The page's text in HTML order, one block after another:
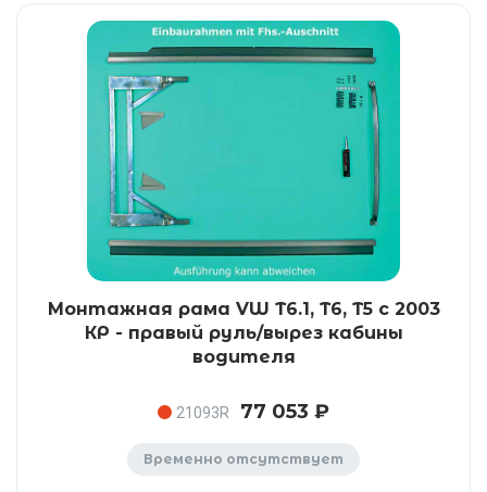
Монтажная рама VW T6.1, T6, T5 с 2003
КР - правый руль/вырез кабины
водителя
21093R 77 053 ₽
Временно отсутствует